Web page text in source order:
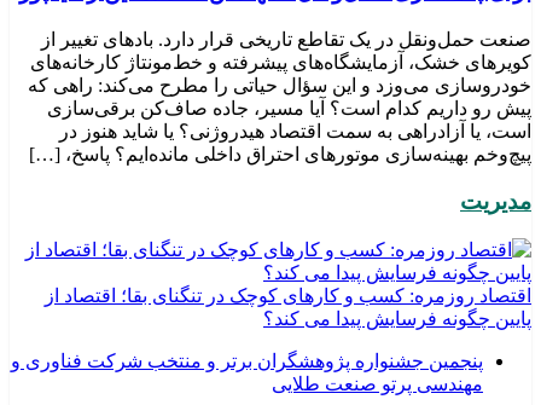
صنعت حمل‌ونقل در یک تقاطع تاریخی قرار دارد. بادهای تغییر از
کویرهای خشک، آزمایشگاه‌های پیشرفته و خط‌مونتاژ کارخانه‌های
خودروسازی می‌وزد و این سؤال حیاتی را مطرح می‌کند: راهی که
پیش رو داریم کدام است؟ آیا مسیر، جاده صاف‌کن برقی‌سازی
است، یا آزادراهی به سمت اقتصاد هیدروژنی؟ یا شاید هنوز در
پیچ‌وخم بهینه‌سازی موتورهای احتراق داخلی مانده‌ایم؟ پاسخ، […]
مدیریت
اقتصاد روزمره: کسب‌ و کارهای کوچک در تنگنای بقا؛ اقتصاد از
پایین چگونه فرسایش پیدا می کند؟
پنجمین جشنواره پژوهشگران برتر و منتخب شرکت فناوری و
مهندسی پرتو صنعت طلایی